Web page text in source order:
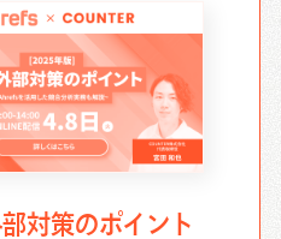
対策のポイント